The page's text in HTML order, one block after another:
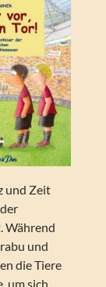
und Zeit
Während
und
die Tiere
um sich